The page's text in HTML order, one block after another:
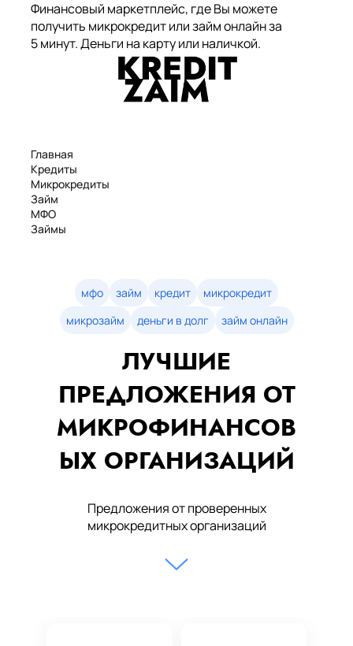
Финансовый маркетплейс, где Вы можете
получить микрокредит или займ онлайн за
5 минут. Деньги на карту или наличкой.
Главная
Кредиты
Микрокредиты
Займ
МФО
Займы
Займы онлайн
Денежные кредиты
мфо займ кредит
микрокредит
микрозайм
деньги в долг займ онлайн
ЛУЧШИЕ
ПРЕДЛОЖЕНИЯ ОТ
МИКРОФИНАНСОВ
ЫХ ОРГАНИЗАЦИЙ
Предложения от проверенных
микрокредитных организаций